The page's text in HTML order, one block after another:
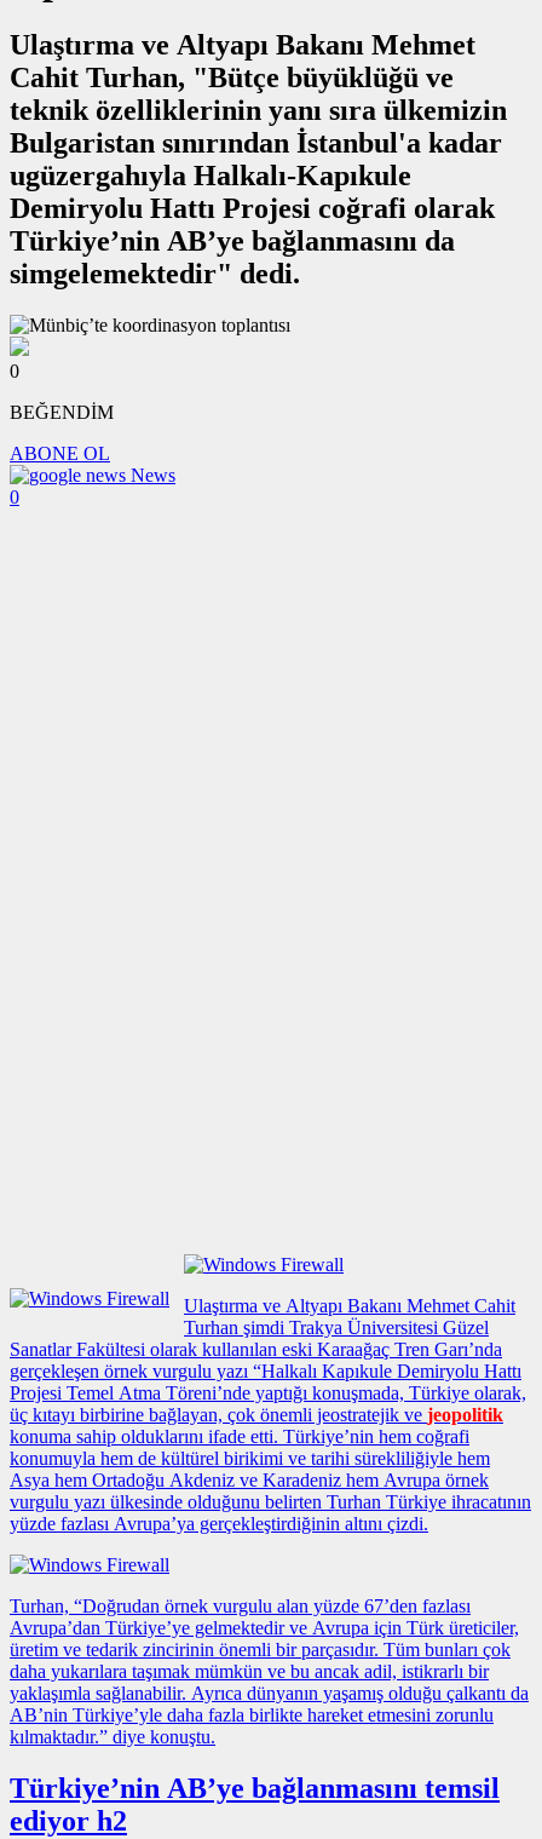
Ulaştırma ve Altyapı Bakanı Mehmet
Cahit Turhan, "Bütçe büyüklüğü ve
teknik özelliklerinin yanı sıra ülkemizin
Bulgaristan sınırından İstanbul'a kadar
ugüzergahıyla Halkalı-Kapıkule
Demiryolu Hattı Projesi coğrafi olarak
Türkiye’nin AB’ye bağlanmasını da
simgelemektedir" dedi.
0
BEĞENDİM
ABONE OL
News
0
Ulaştırma ve Altyapı Bakanı Mehmet Cahit
Turhan şimdi Trakya Üniversitesi Güzel
Sanatlar Fakültesi olarak kullanılan eski Karaağaç Tren Garı’nda
gerçekleşen örnek vurgulu yazı “Halkalı Kapıkule Demiryolu Hattı
Projesi Temel Atma Töreni’nde yaptığı konuşmada, Türkiye olarak,
üç kıtayı birbirine bağlayan, çok önemli jeostratejik ve jeopolitik
konuma sahip olduklarını ifade etti. Türkiye’nin hem coğrafi
konumuyla hem de kültürel birikimi ve tarihi sürekliliğiyle hem
Asya hem Ortadoğu Akdeniz ve Karadeniz hem Avrupa örnek
vurgulu yazı ülkesinde olduğunu belirten Turhan Türkiye ihracatının
yüzde fazlası Avrupa’ya gerçekleştirdiğinin altını çizdi.
Turhan, “Doğrudan örnek vurgulu alan yüzde 67’den fazlası
Avrupa’dan Türkiye’ye gelmektedir ve Avrupa için Türk üreticiler,
üretim ve tedarik zincirinin önemli bir parçasıdır. Tüm bunları çok
daha yukarılara taşımak mümkün ve bu ancak adil, istikrarlı bir
yaklaşımla sağlanabilir. Ayrıca dünyanın yaşamış olduğu çalkantı da
AB’nin Türkiye’yle daha fazla birlikte hareket etmesini zorunlu
kılmaktadır.” diye konuştu.
Türkiye’nin AB’ye bağlanmasını temsil
ediyor h2